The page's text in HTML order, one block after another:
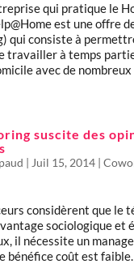
qui pratique le
est une offre
qui consiste à
travailler à temps
avec de
suscite des
| Juil 15, 2014|
considèrent que le
sociologique et
il nécessite un
bénéfice coût est